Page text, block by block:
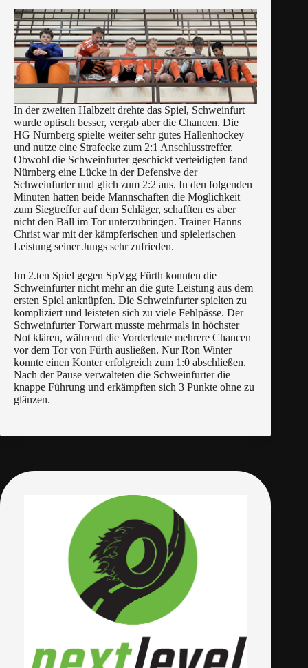
In der zweiten Halbzeit drehte das Spiel, Schweinfurt
wurde optisch besser, vergab aber die Chancen. Die
HG Nürnberg spielte weiter sehr gutes Hallenhockey
und nutze eine Strafecke zum 2:1 Anschlusstreffer.
Obwohl die Schweinfurter geschickt verteidigten fand
Nürnberg eine Lücke in der Defensive der
Schweinfurter und glich zum 2:2 aus. In den folgenden
Minuten hatten beide Mannschaften die Möglichkeit
zum Siegtreffer auf dem Schläger, schafften es aber
nicht den Ball im Tor unterzubringen. Trainer Hanns
Christ war mit der kämpferischen und spielerischen
Leistung seiner Jungs sehr zufrieden.
Im 2.ten Spiel gegen SpVgg Fürth konnten die
Schweinfurter nicht mehr an die gute Leistung aus dem
ersten Spiel anknüpfen. Die Schweinfurter spielten zu
kompliziert und leisteten sich zu viele Fehlpässe. Der
Schweinfurter Torwart musste mehrmals in höchster
Not klären, während die Vorderleute mehrere Chancen
vor dem Tor von Fürth ausließen. Nur Ron Winter
konnte einen Konter erfolgreich zum 1:0 abschließen.
Nach der Pause verwalteten die Schweinfurter die
knappe Führung und erkämpften sich 3 Punkte ohne zu
glänzen.